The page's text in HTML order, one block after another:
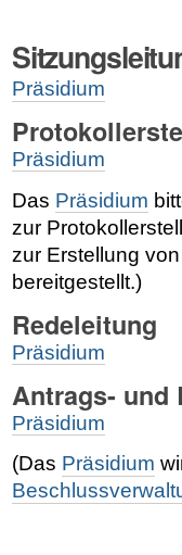
Präsidium
Präsidium
Das Präsidium
zur
zur Erstellung
bereitgestellt.)
Redeleitung
Präsidium
Antrags- und
Präsidium
(Das Präsidium